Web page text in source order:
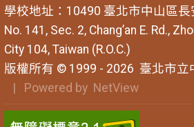
學校地址：10490 臺北市中山區
No. 141, Sec. 2, Chang’an E. Rd.,
City 104, Taiwan (R.O.C.)
版權所有 © 1999 - 2026 臺北市立
| Powered by NetView